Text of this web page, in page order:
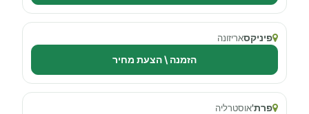
פיניקסאריזונה
הזמנה \ הצעת מחיר
פרת'אוסטרליה